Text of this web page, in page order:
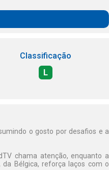
Classificação
L
o gosto por desafios e a
chama atenção, enquanto a
Bélgica, reforça laços com o